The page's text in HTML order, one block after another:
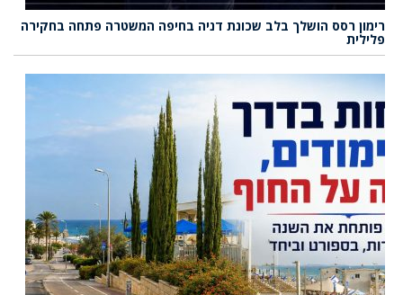
רימון רסס הושלך בלב שכונת דניה בחיפה המשטרה פתחה בחקירה
פלילית